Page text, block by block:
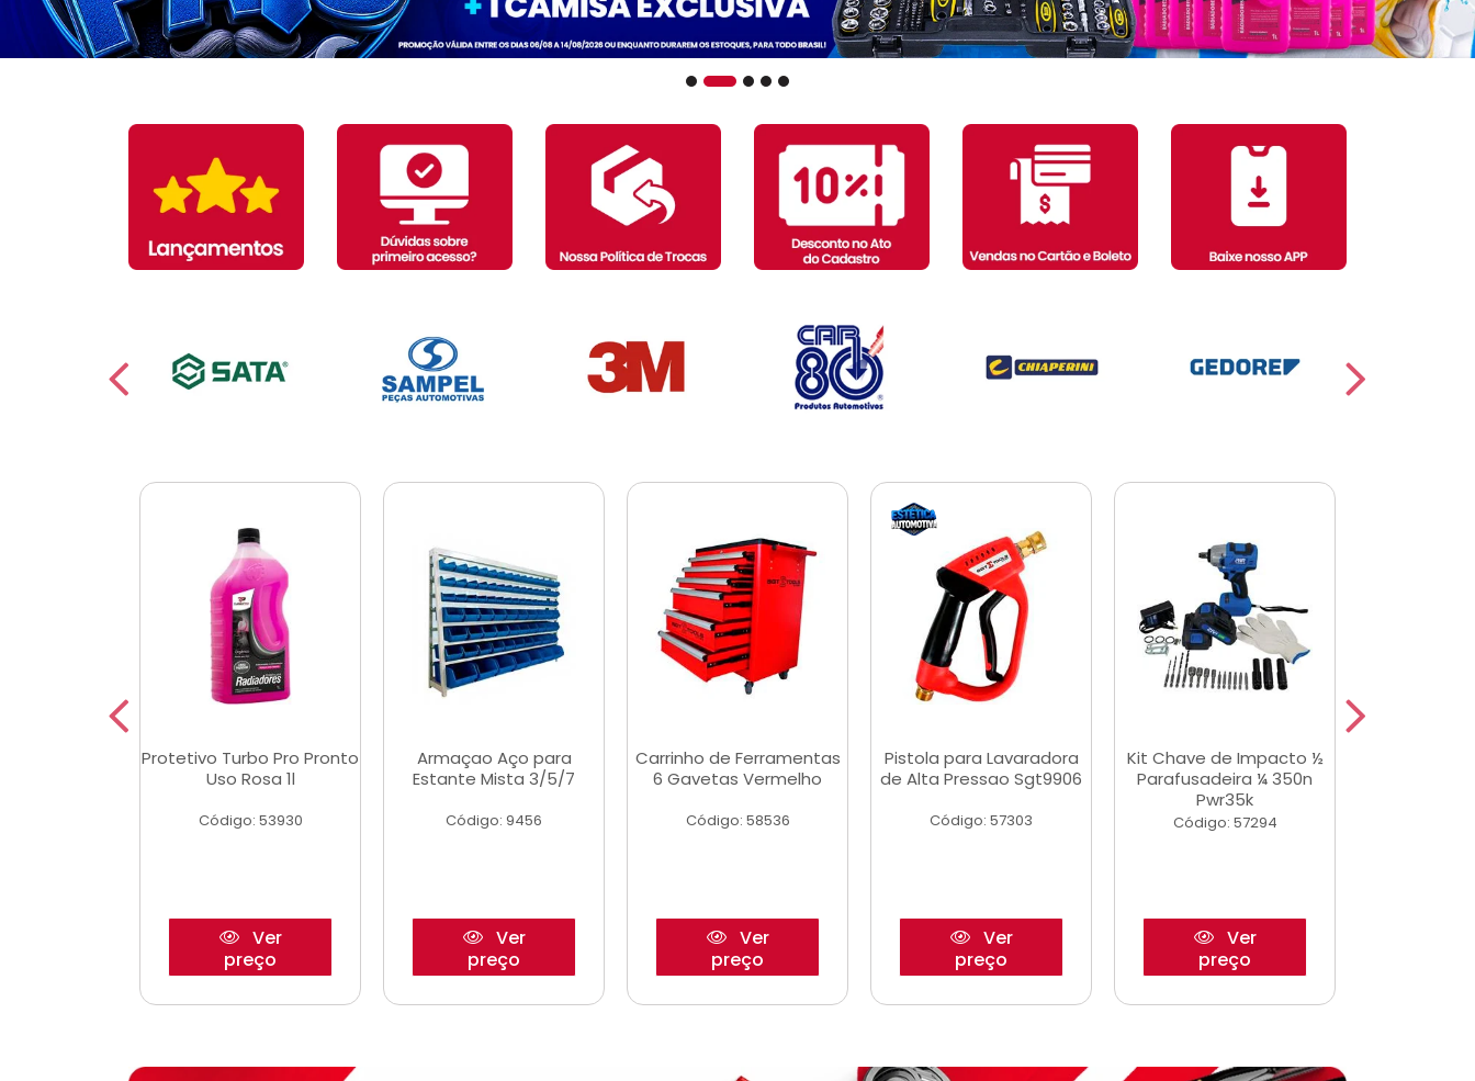
Protetivo Turbo Pro Pronto
Uso Rosa 1l
Código: 53930
Ver
preço
Armaçao Aço para
Estante Mista 3/5/7
Código: 9456
Ver
preço
Carrinho de Ferramentas
6 Gavetas Vermelho
Código: 58536
Ver
preço
Pistola para Lavaradora
de Alta Pressao Sgt9906
Código: 57303
Ver
preço
Kit Chave de Impacto ½
Parafusadeira ¼ 350n
Pwr35k
Código: 57294
Ver
preço